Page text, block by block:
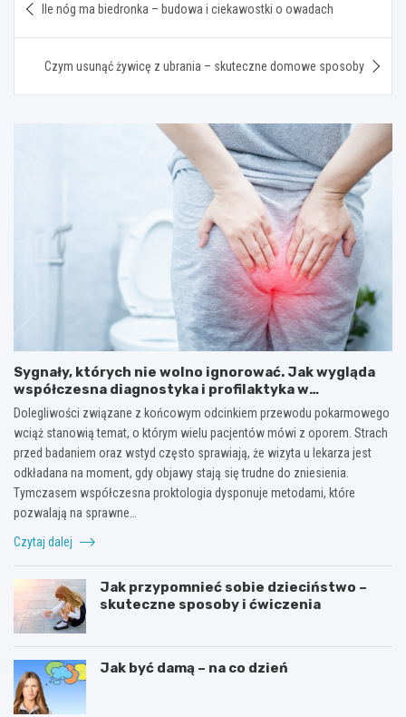
wpisu
Ile nóg ma biedronka – budowa i ciekawostki o owadach
Czym usunąć żywicę z ubrania – skuteczne domowe sposoby
Sygnały, których nie wolno ignorować. Jak wygląda
współczesna diagnostyka i profilaktyka w
proktologii?
Dolegliwości związane z końcowym odcinkiem przewodu pokarmowego
wciąż stanowią temat, o którym wielu pacjentów mówi z oporem. Strach
przed badaniem oraz wstyd często sprawiają, że wizyta u lekarza jest
odkładana na moment, gdy objawy stają się trudne do zniesienia.
Tymczasem współczesna proktologia dysponuje metodami, które
pozwalają na sprawne…
Czytaj dalej
Jak przypomnieć sobie dzieciństwo –
skuteczne sposoby i ćwiczenia
Jak być damą – na co dzień